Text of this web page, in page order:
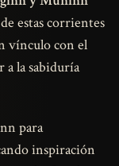
estas corrientes
vínculo con el
a la sabiduría
para
inspiración